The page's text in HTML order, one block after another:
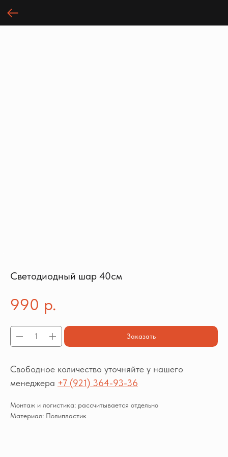
Светодиодный шар 40см
990 р.
Заказать
Свободное количество уточняйте у нашего
менеджера +7 (921) 364-93-36
Монтаж и логистика: рассчитывается отдельно
Материал: Полипластик